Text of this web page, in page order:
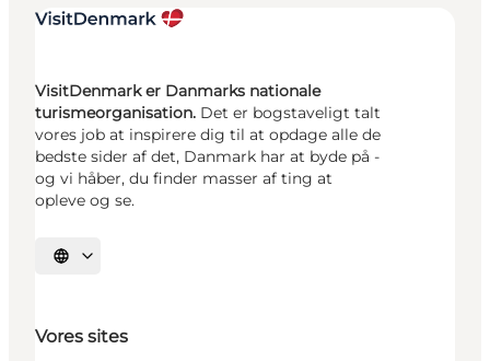
VisitDenmark er Danmarks nationale
turismeorganisation. Det er bogstaveligt talt
vores job at inspirere dig til at opdage alle de
bedste sider af det, Danmark har at byde på -
og vi håber, du finder masser af ting at
opleve og se.
Vælg sprog
Vores sites